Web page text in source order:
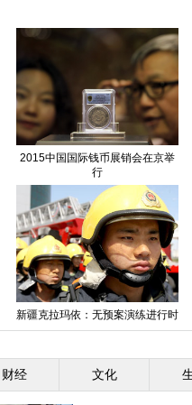
北京超跑飙车案一审宣判
阿里巴巴办全球女性大会 马云现
场遭女粉丝熊抱
财经 文化